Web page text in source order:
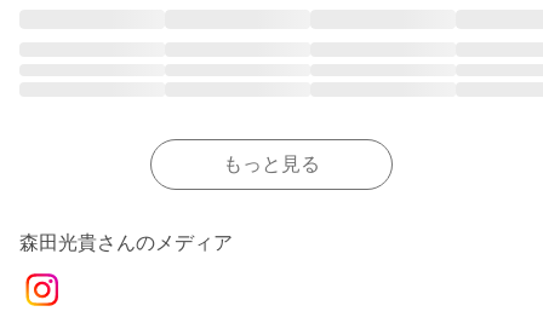
もっと見る
森田光貴さんのメディア